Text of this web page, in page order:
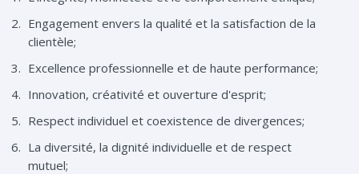
Engagement envers la qualité et la satisfaction de la
clientèle;
Excellence professionnelle et de haute performance;
Innovation, créativité et ouverture d'esprit;
Respect individuel et coexistence de divergences;
La diversité, la dignité individuelle et de respect
mutuel;